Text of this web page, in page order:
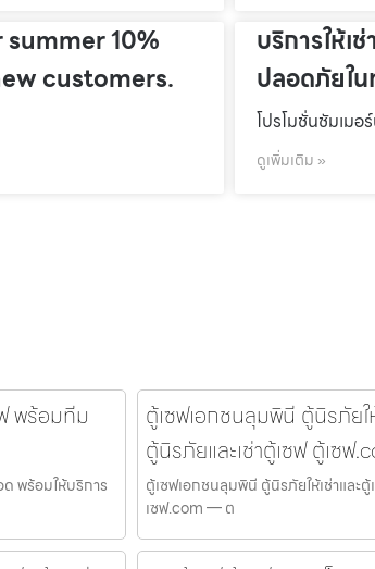
10%
customers.
บริการให้เ
ปลอดภัยใ
โปรโมชั่นชัมเมอ
ดูเพิ่มเติม »
พร้อมทีม
พร้อมให้บริการ
ตู้เซฟเอกชนลุมพินี ตู้นิรภัยใ
ตู้นิรภัยและเช่าตู้เซฟ ตู้เซฟ
ตู้เซฟเอกชนลุมพินี ตู้นิรภัยให้เช่าและ
เซฟ.com — ต